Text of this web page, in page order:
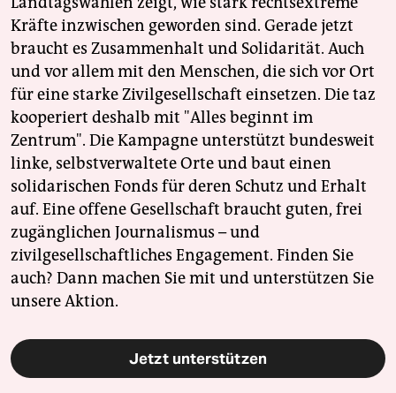
Kräfte inzwischen geworden sind. Gerade jetzt
braucht es Zusammenhalt und Solidarität. Auch
und vor allem mit den Menschen, die sich vor Ort
für eine starke Zivilgesellschaft einsetzen. Die taz
kooperiert deshalb mit "Alles beginnt im
Zentrum". Die Kampagne unterstützt bundesweit
linke, selbstverwaltete Orte und baut einen
solidarischen Fonds für deren Schutz und Erhalt
auf. Eine offene Gesellschaft braucht guten, frei
zugänglichen Journalismus – und
zivilgesellschaftliches Engagement. Finden Sie
auch? Dann machen Sie mit und unterstützen Sie
unsere Aktion.
Jetzt unterstützen